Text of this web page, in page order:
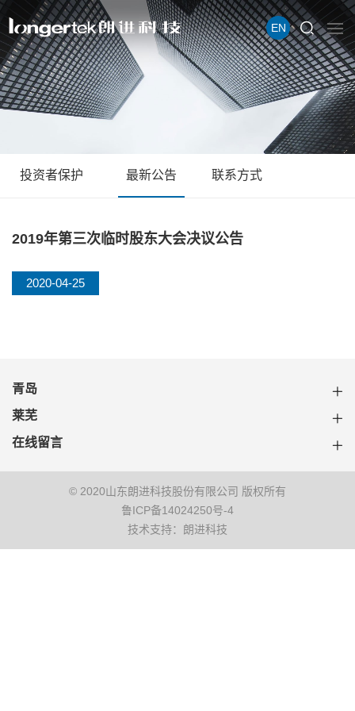
EN
投资者保护 最新公告 联系方式
2019年第三次临时股东大会决议公告
2020-04-25
青岛
莱芜
在线留言
© 2020山东朗进科技股份有限公司 版权所有
鲁ICP备14024250号-4
技术支持：朗进科技